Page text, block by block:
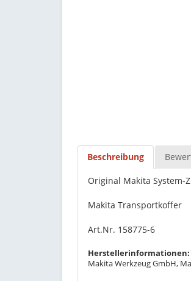
Beschreibung
Original Makita System-
Makita Transportkoffer
Art.Nr. 158775-6
Herstellerinformationen:
Makita Werkzeug GmbH,